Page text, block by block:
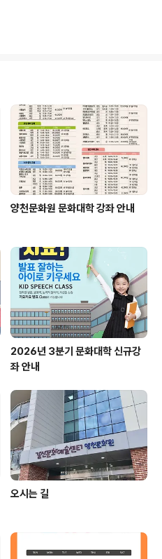
양천문화원 문화대학 강좌 안내
2026년 3분기 문화대학 신규강
좌 안내
오시는 길